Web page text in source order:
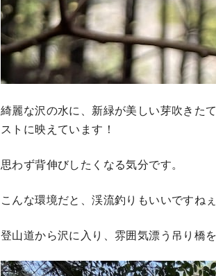
綺麗な沢の水に、新緑が美しい芽吹きた
ストに映えています！
思わず背伸びしたくなる気分です。
こんな環境だと、渓流釣りもいいですねぇ
登山道から沢に入り、雰囲気漂う吊り橋